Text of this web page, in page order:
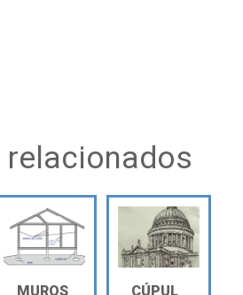
MUROS
CÚPUL